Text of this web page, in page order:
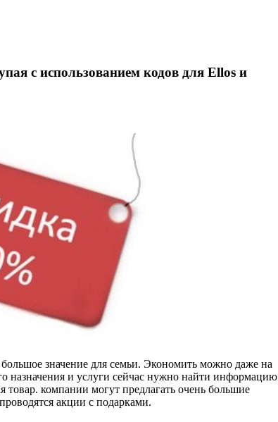
с использованием кодов для Ellos и
значение для семьи. Экономить можно даже на
назначения и услуги сейчас нужно найти информацию
товар. компании могут предлагать очень большие
акции с подарками.